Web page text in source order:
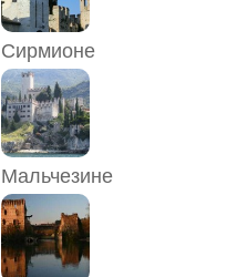
Сирмионе
Мальчезине